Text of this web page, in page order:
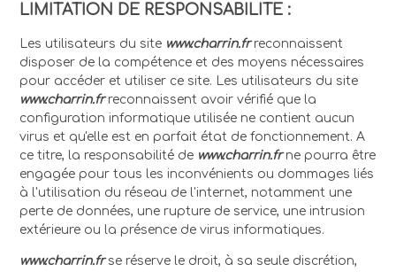
LIMITATION DE RESPONSABILITE :
Les utilisateurs du site www.charrin.frreconnaissent
disposer de la compétence et des moyens nécessaires
pour accéder et utiliser ce site. Les utilisateurs du site
www.charrin.frreconnaissent avoir vérifié que la
configuration informatique utilisée ne contient aucun
virus et qu'elle est en parfait état de fonctionnement. A
ce titre, la responsabilité de www.charrin.frne pourra être
engagée pour tous les inconvénients ou dommages liés
à l'utilisation du réseau de l'internet, notamment une
perte de données, une rupture de service, une intrusion
extérieure ou la présence de virus informatiques.
www.charrin.frse réserve le droit, à sa seule discrétion,